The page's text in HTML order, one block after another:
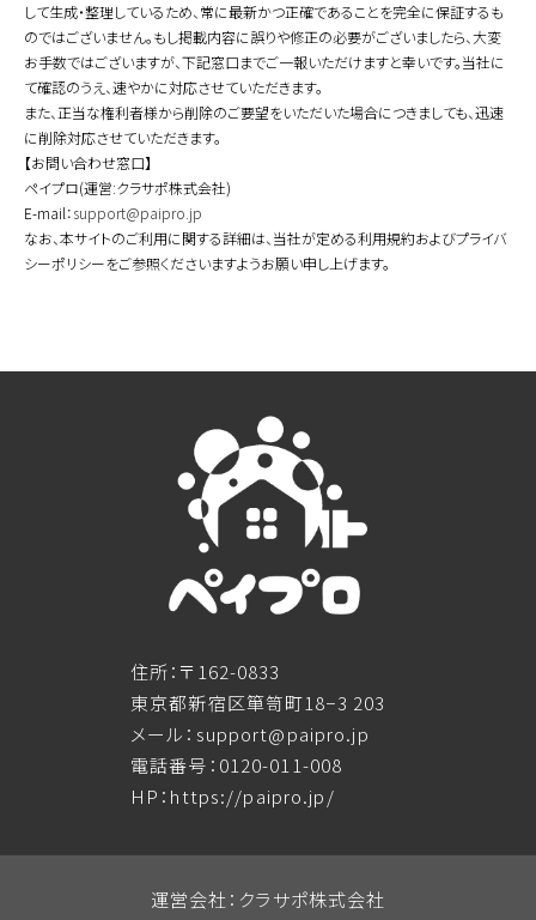
して生成・整理しているため、常に最新かつ正確であることを完全に保証するも
のではございません。もし掲載内容に誤りや修正の必要がございましたら、大変
お手数ではございますが、下記窓口までご一報いただけますと幸いです。当社に
て確認のうえ、速やかに対応させていただきます。
また、正当な権利者様から削除のご要望をいただいた場合につきましても、迅速
に削除対応させていただきます。
【お問い合わせ窓口】
ペイプロ(運営:クラサポ株式会社)
E-mail：support@paipro.jp
なお、本サイトのご利用に関する詳細は、当社が定める利用規約およびプライバ
シーポリシーをご参照くださいますようお願い申し上げます。
住所：〒162-0833
東京都新宿区箪笥町18−3 203
メール：support@paipro.jp
電話番号：0120-011-008
HP：https://paipro.jp/
運営会社：クラサポ株式会社